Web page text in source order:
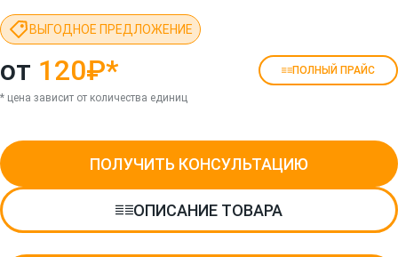
ВЫГОДНОЕ ПРЕДЛОЖЕНИЕ
от 120₽* ПОЛНЫЙ ПРАЙС
* цена зависит от количества единиц
ПОЛУЧИТЬ КОНСУЛЬТАЦИЮ
ОПИСАНИЕ ТОВАРА